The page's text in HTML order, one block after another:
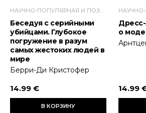
НАУЧНО-ПОПУЛЯРНАЯ И ПОЗНАВАТЕЛЬНАЯ ЛИТЕРАТУРА
Беседуя с серийными
убийцами. Глубокое
погружение в разум
самых жестоких людей в
мире
Берри-Ди Кристофер
14.99 €
В КОРЗИНУ
Дресс-
о моде
14.99